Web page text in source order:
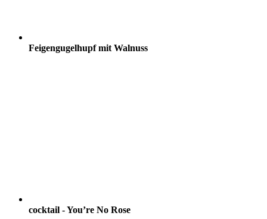
Feigengugelhupf mit Walnuss
cocktail - You’re No Rose